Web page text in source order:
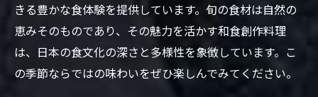
きる豊かな食体験を提供しています。旬の食材は自然の
恵みそのものであり、その魅力を活かす和食創作料理
は、日本の食文化の深さと多様性を象徴しています。こ
の季節ならではの味わいをぜひ楽しんでみてください。